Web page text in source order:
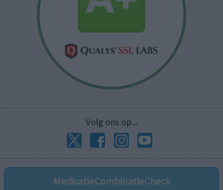
Volg ons op...
MedicatieCombinatieCheck